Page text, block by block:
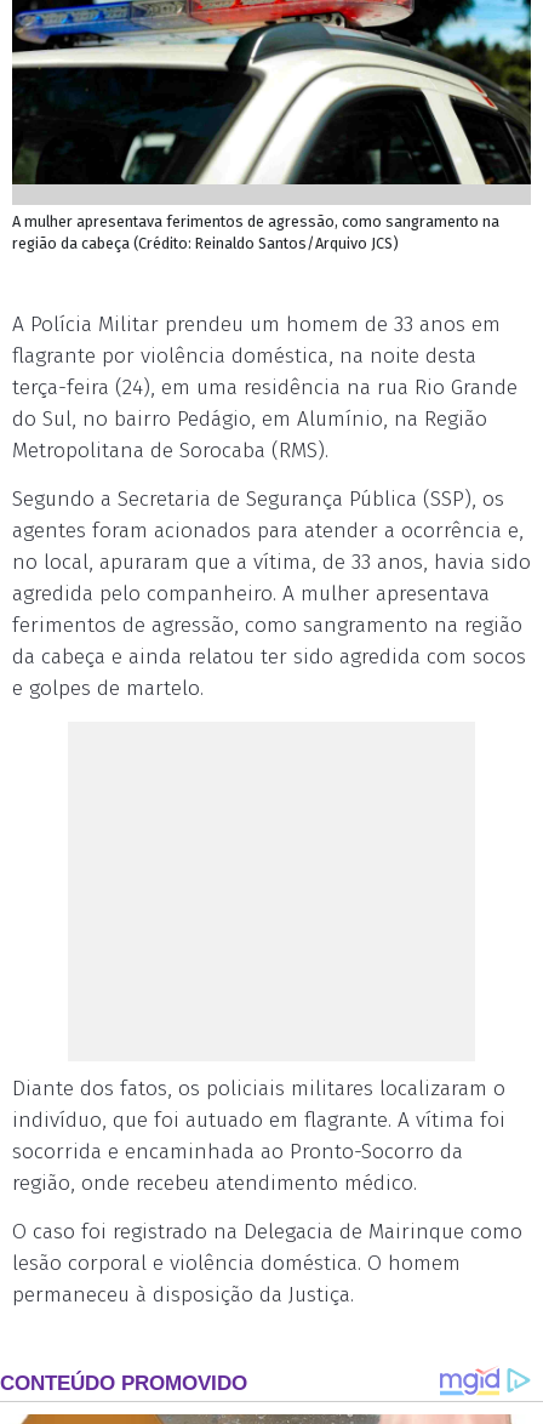
A mulher apresentava ferimentos de agressão, como sangramento na
região da cabeça (Crédito: Reinaldo Santos/Arquivo JCS)
A Polícia Militar prendeu um homem de 33 anos em
flagrante por violência doméstica, na noite desta
terça-feira (24), em uma residência na rua Rio Grande
do Sul, no bairro Pedágio, em Alumínio, na Região
Metropolitana de Sorocaba (RMS).
Segundo a Secretaria de Segurança Pública (SSP), os
agentes foram acionados para atender a ocorrência e,
no local, apuraram que a vítima, de 33 anos, havia sido
agredida pelo companheiro. A mulher apresentava
ferimentos de agressão, como sangramento na região
da cabeça e ainda relatou ter sido agredida com socos
e golpes de martelo.
Diante dos fatos, os policiais militares localizaram o
indivíduo, que foi autuado em flagrante. A vítima foi
socorrida e encaminhada ao Pronto-Socorro da
região, onde recebeu atendimento médico.
O caso foi registrado na Delegacia de Mairinque como
lesão corporal e violência doméstica. O homem
permaneceu à disposição da Justiça.